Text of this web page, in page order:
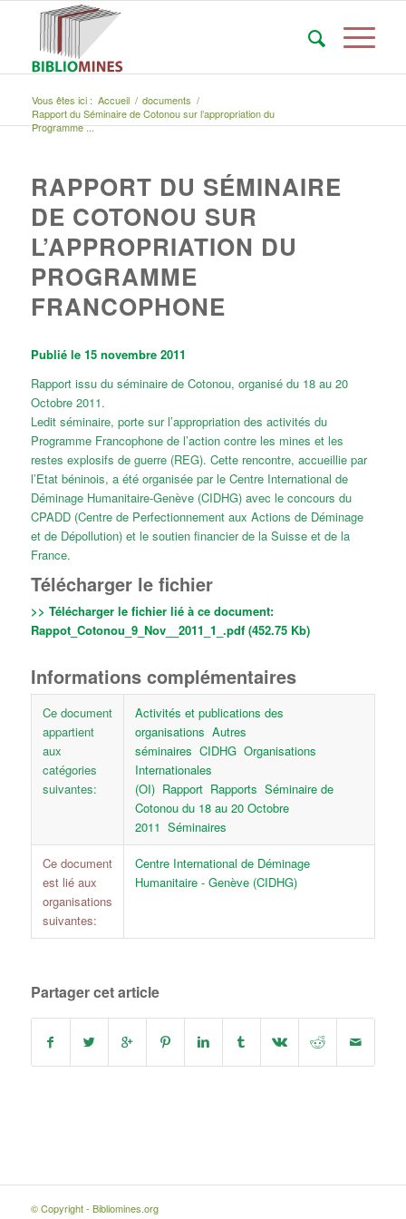
Vous êtes ici : Accueil / documents /
Rapport du Séminaire de Cotonou sur l’appropriation du
Programme ...
RAPPORT DU SÉMINAIRE
DE COTONOU SUR
L’APPROPRIATION DU
PROGRAMME
FRANCOPHONE
Publié le 15 novembre 2011
Rapport issu du séminaire de Cotonou, organisé du 18 au 20
Octobre 2011.
Ledit séminaire, porte sur l’appropriation des activités du
Programme Francophone de l’action contre les mines et les
restes explosifs de guerre (REG). Cette rencontre, accueillie par
l’Etat béninois, a été organisée par le Centre International de
Déminage Humanitaire-Genève (CIDHG) avec le concours du
CPADD (Centre de Perfectionnement aux Actions de Déminage
et de Dépollution) et le soutien financier de la Suisse et de la
France.
Télécharger le fichier
>> Télécharger le fichier lié à ce document:
Rappot_Cotonou_9_Nov__2011_1_.pdf (452.75 Kb)
Informations complémentaires
Ce document
appartient
aux
catégories
suivantes:
Activités et publications des
organisations Autres
séminaires CIDHG Organisations
Internationales
(OI) Rapport Rapports Séminaire de
Cotonou du 18 au 20 Octobre
2011 Séminaires
Ce document
est lié aux
organisations
suivantes:
Centre International de Déminage
Humanitaire - Genève (CIDHG)
Partager cet article
© Copyright - Bibliomines.org